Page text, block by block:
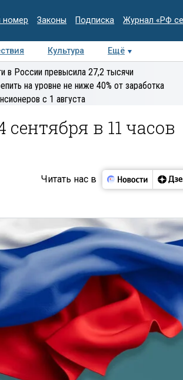
номер Законы Подписка Журнал «РФ
Культура
Ещё
Интервью Колумнисты
в России превысила 27,2 тысячи
на уровне не ниже 40% от заработка
с 1 августа
в 11 часов
Читать нас в